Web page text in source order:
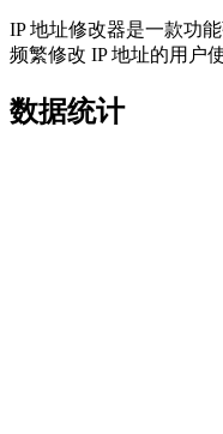
IP 地址修改器是一款功
频繁修改 IP 地址的用户使
数据统计